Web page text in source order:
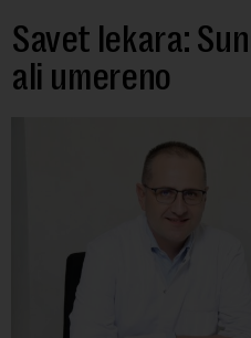
Savet lekara:
ali umereno